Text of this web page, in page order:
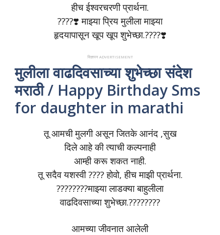
हीच ईश्वरचरणी प्रार्थना.
????❣️ माझ्या प्रिय मुलीला माझ्या
हृदयापासून खूप खूप शुभेच्छा.????❣️
विज्ञापन ADVERTISEMENT
मुलीला वाढदिवसाच्या शुभेच्छा संदेश
मराठी / Happy Birthday Sms
for daughter in marathi
तू आमची मुलगी असून जितके आनंद ,सुख
दिले आहे की त्याची कल्पनाही
आम्ही करू शकत नाही.
तू सदैव यशस्वी ???? होवो, हीच माझी प्रार्थना.
????????माझ्या लाडक्या बाहुलीला
वाढदिवसाच्या शुभेच्छा.????????
आमच्या जीवनात आलेली